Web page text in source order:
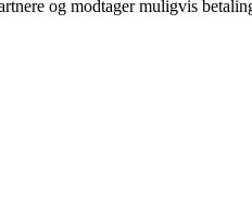
og modtager muligvis